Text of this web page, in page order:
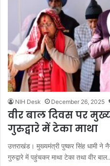
NIH Desk December 26, 2025
वीर बाल दिवस पर
गुरुद्वारे में टेका माथा
उत्तराखंड। मुख्यमंत्री पुष्कर सिंह धामी ने
गुरुद्वारे में पहुंचकर माथा टेका तथा वीर